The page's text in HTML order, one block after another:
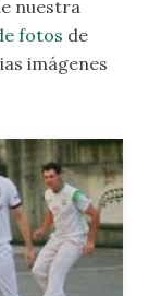
nuestra
fotos de
imágenes